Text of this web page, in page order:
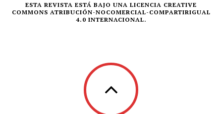
ESTA REVISTA ESTÁ BAJO UNA LICENCIA CREATIVE
COMMONS ATRIBUCIÓN-NOCOMERCIAL-COMPARTIRIGUAL
4.0 INTERNACIONAL.